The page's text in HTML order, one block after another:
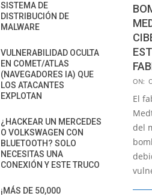
10-
06
ON:
El
del
SISTEMA DE
DISTRIBUCIÓN DE
MALWARE
VULNERABILIDAD OCULTA
EN COMET/ATLAS
(NAVEGADORES IA) QUE
LOS ATACANTES
EXPLOTAN
¿HACKEAR UN MERCEDES
O VOLKSWAGEN CON
BLUETOOTH? SOLO
NECESITAS UNA
CONEXIÓN Y ESTE TRUCO
¡MÁS DE 50,000